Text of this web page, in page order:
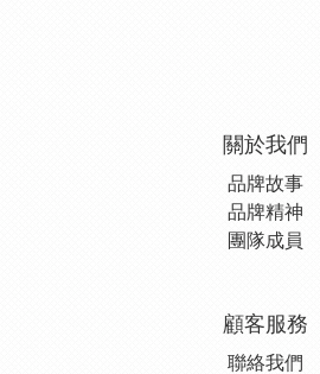
關於我們
品牌故事
品牌精神
團隊成員
顧客服務
聯絡我們